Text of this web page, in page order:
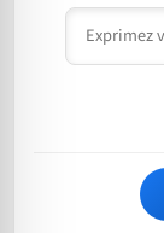
Commentaire